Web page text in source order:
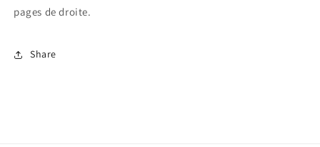
pages de droite.
Share